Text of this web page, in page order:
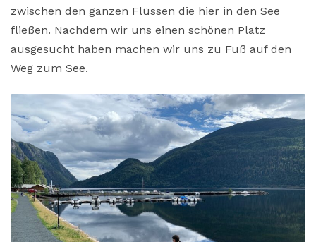
zwischen den ganzen Flüssen die hier in den See
fließen. Nachdem wir uns einen schönen Platz
ausgesucht haben machen wir uns zu Fuß auf den
Weg zum See.